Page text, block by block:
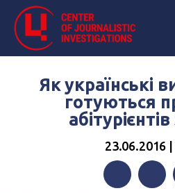
Як українські
готуються
23.06.2016